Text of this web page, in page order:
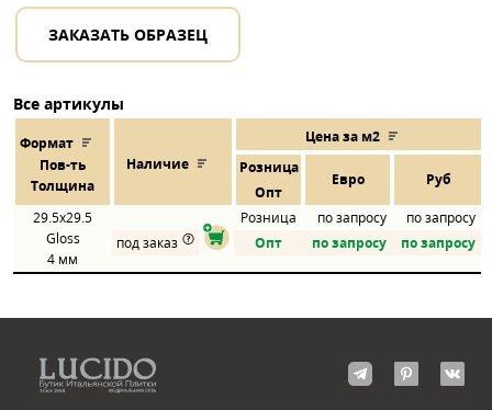
ЗАКАЗАТЬ ОБРАЗЕЦ
Все артикулы
Формат
Пов-ть
Толщина
Наличие
Цена за м2
Розница
Евро Руб
Опт
29.5x29.5
Gloss
4 мм
Розница по запросу
по запросу
под заказ
Опт по запросу по запросу